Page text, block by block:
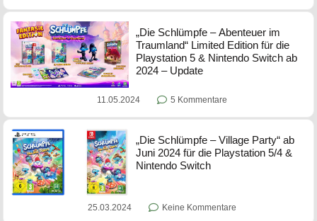
„Die Schlümpfe – Abenteuer im
Traumland“ Limited Edition für die
Playstation 5 & Nintendo Switch ab
2024 – Update
11.05.2024 5 Kommentare
„Die Schlümpfe – Village Party“ ab
Juni 2024 für die Playstation 5/4 &
Nintendo Switch
25.03.2024 Keine Kommentare